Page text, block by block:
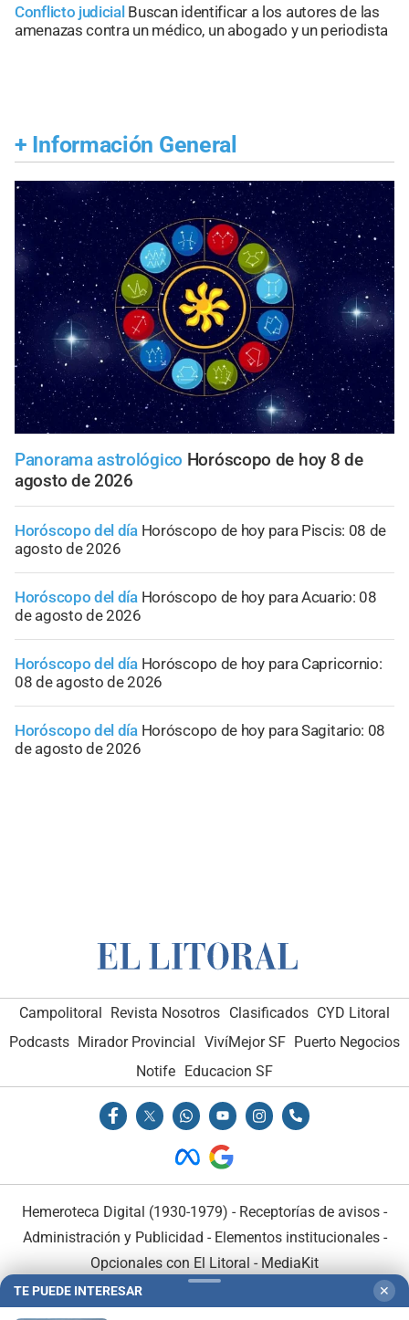
Conflicto judicial Buscan identificar a los autores de las
amenazas contra un médico, un abogado y un periodista
+ Información General
Panorama astrológico Horóscopo de hoy 8 de
agosto de 2026
Horóscopo del día Horóscopo de hoy para Piscis: 08 de
agosto de 2026
Horóscopo del día Horóscopo de hoy para Acuario: 08
de agosto de 2026
Horóscopo del día Horóscopo de hoy para Capricornio:
08 de agosto de 2026
Horóscopo del día Horóscopo de hoy para Sagitario: 08
de agosto de 2026
Campolitoral Revista Nosotros Clasificados CYD Litoral
Podcasts Mirador Provincial VivíMejor SF Puerto Negocios
Notife
Educacion SF
Hemeroteca Digital (1930-1979) - Receptorías de avisos -
Administración y Publicidad - Elementos institucionales-
Opcionales con El Litoral - MediaKit
TE PUEDE INTERESAR ✕